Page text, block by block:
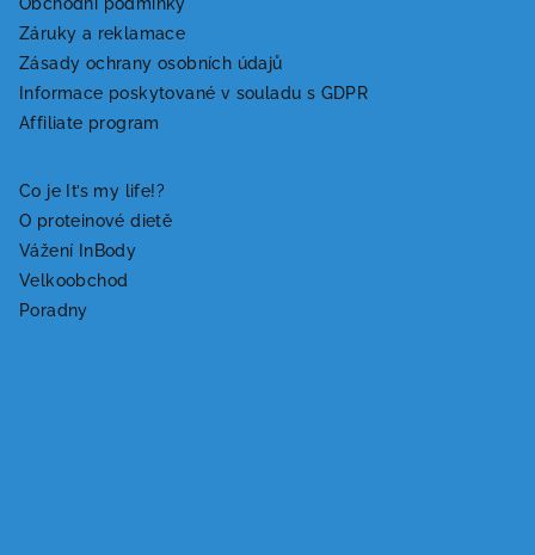
Obchodní podmínky
Záruky a reklamace
Zásady ochrany osobních údajů
Informace poskytované v souladu s GDPR
Affiliate program
Co je It’s my life!?
O proteinové dietě
Vážení InBody
Velkoobchod
Poradny